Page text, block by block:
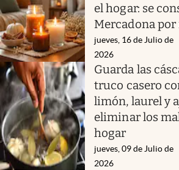
el hogar: se
Mercadona por
jueves, 16 de Julio de
2026
Guarda las
truco casero
limón, laurel y
eliminar los
hogar
jueves, 09 de Julio de
2026